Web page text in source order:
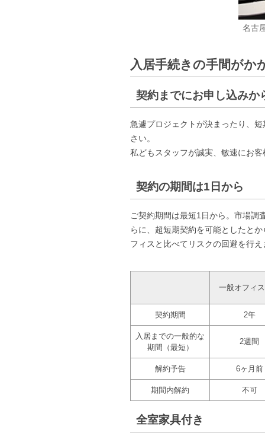
名古
入居手続きの手間がか
契約までにお申し込みか
急遽プロジェクトが決まったり、
さい。
私どもスタッフが誠実、敏速にお
契約の期間は1日から
ご契約期間は最短1日から。市場調
らに、超短期契約を可能としたと
フィスと比べてリスクの回避を行え
一般オフィ
契約期間 2年
入居までの一般的な
期間（最短）
2週間
解約予告 6ヶ月前
期間内解約 不可
全室家具付き